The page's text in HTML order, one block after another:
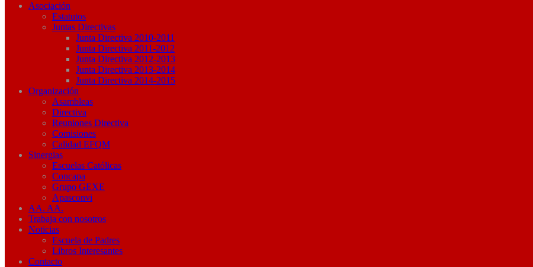
Asociación
Estatutos
Juntas Directivas
Junta Directiva 2010-2011
Junta Directiva 2011-2012
Junta Directiva 2012-2013
Junta Directiva 2013-2014
Junta Directiva 2014-2015
Organización
Asambleas
Directiva
Reuniones Directiva
Comisiones
Calidad EFQM
Sinergias
Escuelas Católicas
Concapa
Grupo GEXE
Apasconvi
AA. AA.
Trabaja con nosotros
Noticias
Escuela de Padres
Libros Interesantes
Contacto